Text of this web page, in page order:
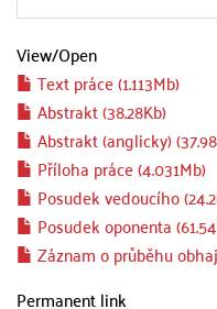
View/Open
Text práce (1.113Mb)
Abstrakt (38.28Kb)
Abstrakt (anglicky)
Příloha práce (4.031Mb)
Posudek vedoucího
Posudek oponenta
Záznam o průběhu
Permanent link